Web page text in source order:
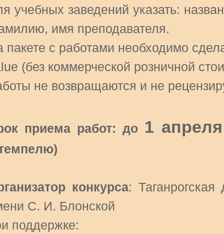
учебных заведений указать:
имя преподавателя.
пакете с работами необходимо
(без коммерческой розничной
не возвращаются и не
приема работ: до 1
конкурса:
С. И. Блонской
поддержке: